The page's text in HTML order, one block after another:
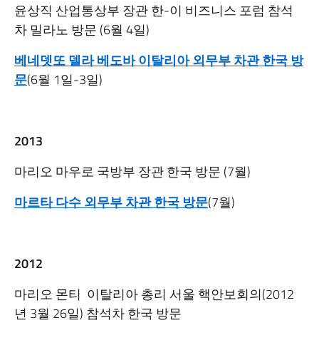
윤상직 산업통상부 장관 한-이 비즈니스 포럼 참석
차 밀라노 방문 (6월 4일)
베네뎃또 델라 베도바 이탈리아 외무부 차관 한국 방
문(6월 1일-3일)
2013
마리오 마우로 국방부 장관 한국 방문 (7월)
마르타 다수 외무부 차관 한국 방문(7월)
2012
마리오 몬티 이탈리아 총리 서울 핵안보회의(2012
년 3월 26일) 참석차 한국 방문